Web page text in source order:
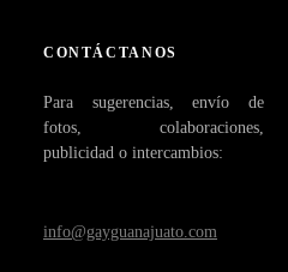
CONTÁCTANOS
Para sugerencias, envío de
fotos, colaboraciones,
publicidad o intercambios:
info@gayguanajuato.com